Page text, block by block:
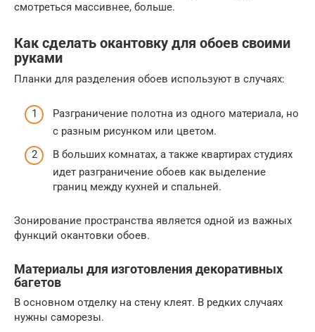
смотреться массивнее, больше.
Как сделать окантовку для обоев своими
руками
Планки для разделения обоев используют в случаях:
Разграничение полотна из одного материала, но
с разным рисунком или цветом.
В больших комнатах, а также квартирах студиях
идет разграничение обоев как выделение
границ между кухней и спальней.
Зонирование пространства является одной из важных
функций окантовки обоев.
Материалы для изготовления декоративных
багетов
В основном отделку на стену клеят. В редких случаях
нужны саморезы.